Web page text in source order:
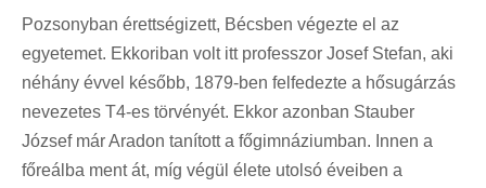
Pozsonyban érettségizett, Bécsben végezte el az
egyetemet. Ekkoriban volt itt professzor Josef Stefan, aki
néhány évvel később, 1879-ben felfedezte a hősugárzás
nevezetes T4-es törvényét. Ekkor azonban Stauber
József már Aradon tanított a főgimnáziumban. Innen a
főreálba ment át, míg végül élete utolsó éveiben a